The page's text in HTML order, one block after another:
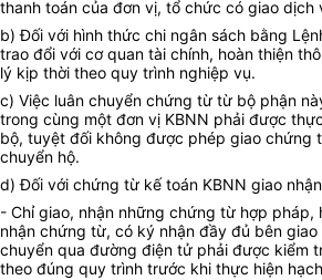
thanh toán của đơn vị, tổ chức có giao dịch
b) Đối với hình thức chi ngân sách bằng
trao đổi với cơ quan tài chính, hoàn thiện
lý kịp thời theo quy trình nghiệp vụ.
c) Việc luân chuyển chứng từ từ bộ phận
trong cùng một đơn vị KBNN phải được
bộ, tuyệt đối không được phép giao chứng
chuyển hộ.
d) Đối với chứng từ kế toán KBNN giao
- Chỉ giao, nhận những chứng từ hợp pháp,
nhận chứng từ, có ký nhận đầy đủ bên
chuyển qua đường điện tử phải được kiểm
theo đúng quy trình trước khi thực hiện